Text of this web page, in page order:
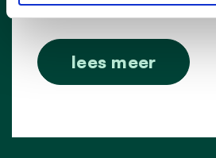
aan onze eigen grenzen.
lees meer